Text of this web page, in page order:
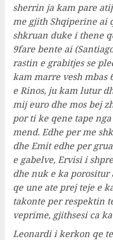
sherrin ja kam pare
me gjith Shqiperine ai
shkruan duke i thene
9fare bente ai
rastin e grabitjes se
kam marre vesh mbas
e Rinos, ju kam lutur
mij euro dhe mos bej
por ti ke qene tape
mend. Edhe per me
dhe Emit edhe per
e gabelve, Ervisi i
dhe nuk e ka
qe une ate prej teje e
takonte per respektin
veprime, gjithsesi ca
Leonardi i kerkon qe